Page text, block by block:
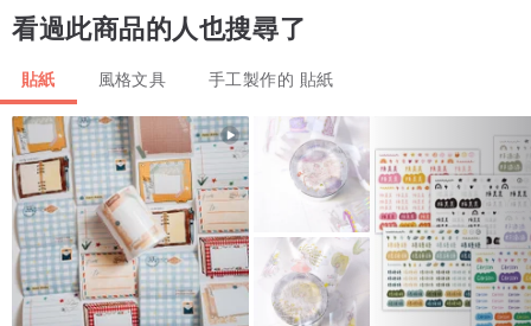
看過此商品的人也搜尋了
貼紙 風格文具 手工製作的 貼紙